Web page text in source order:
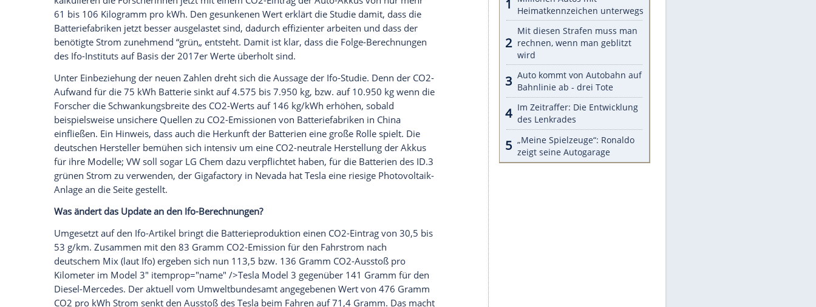
dem Schluss, dieserElektromotorverursache “im günstigen Fall 11% mehr Emissionen als
der betrachtete Dieselmotor (141 Gramm), im ungünstigen Fall liegt der jedoch
um mehr als ein Viertel (28%) darüber.„
Empfohlener externer Inhalt:
Glomex GmbH
Wir benötigen Ihre Zustimmung, um den von unserer Redaktion eingebundenen Inhalt von Glomex GmbH
anzuzeigen. Sie können diesen mit einem Klick anzeigen lassen und auch wieder deaktivieren.
jetzt aktivieren
Ich bin damit einverstanden, dass mir externe Inhalte angezeigt werden. Damit können personenbezogene
Daten an Drittplattformen übermittelt werden.
Update für die Schweden-Studie
Am 4. Dezember 2019 veröffentlichten die Forscherinnen des schwedischen
UmweltforschungsinstitutsIVL einUpdateder Berechnungen. Wie schon 2017 angedeutet,
kalkulieren die Forscherinnen jetzt mit einem CO2-Eintrag der Auto-Akkus von nur mehr
61 bis 106 Kilogramm pro kWh. Den gesunkenen Wert erklärt die Studie damit, dass die
Diese Stars wollen keinen
Nachwuchs
Auftakt-Misere gestoppt: Berlin
gewinnt in Bochum
ruckzuck sauber
So nutzt man alte Smartphones